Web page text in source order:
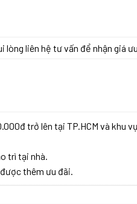
liên hệ tư vấn để nhận giá
trở lên tại TP.HCM và khu
trì tại nhà.
thêm ưu đãi.